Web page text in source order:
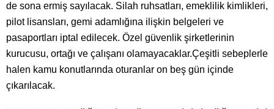
de sona ermiş sayılacak. Silah ruhsatları, emeklilik kimlikleri,
pilot lisansları, gemi adamlığına ilişkin belgeleri ve
pasaportları iptal edilecek. Özel güvenlik şirketlerinin
kurucusu, ortağı ve çalışanı olamayacaklar.Çeşitli sebeplerle
halen kamu konutlarında oturanlar on beş gün içinde
çıkarılacak.